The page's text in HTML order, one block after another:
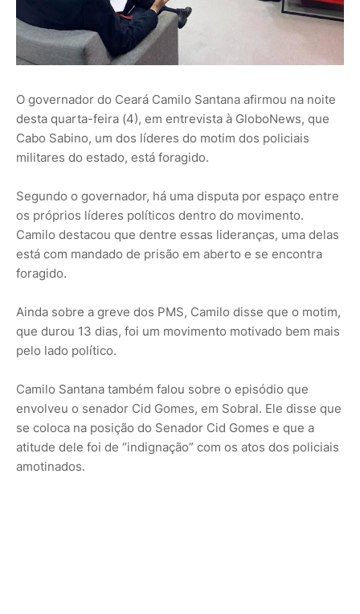
O governador do Ceará Camilo Santana afirmou na noite
desta quarta-feira (4), em entrevista à GloboNews, que
Cabo Sabino, um dos líderes do motim dos policiais
militares do estado, está foragido.
Segundo o governador, há uma disputa por espaço entre
os próprios líderes políticos dentro do movimento.
Camilo destacou que dentre essas lideranças, uma delas
está com mandado de prisão em aberto e se encontra
foragido.
Ainda sobre a greve dos PMS, Camilo disse que o motim,
que durou 13 dias, foi um movimento motivado bem mais
pelo lado político.
Camilo Santana também falou sobre o episódio que
envolveu o senador Cid Gomes, em Sobral. Ele disse que
se coloca na posição do Senador Cid Gomes e que a
atitude dele foi de “indignação” com os atos dos policiais
amotinados.